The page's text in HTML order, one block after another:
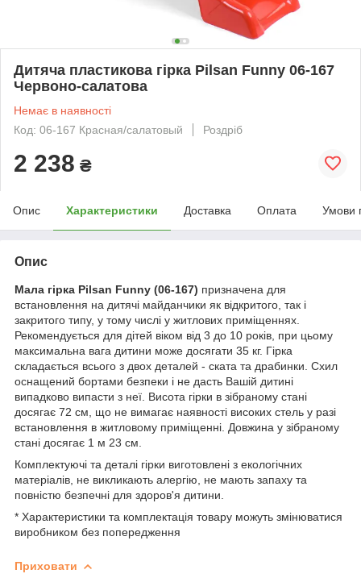
Дитяча пластикова гірка Pilsan Funny 06-167
Червоно-салатова
Немає в наявності
Код: 06-167 Красная/салатовый
Роздріб
2 238 ₴
Опис Характеристики Доставка Оплата Умови
Опис
Мала гірка Pilsan Funny (06-167) призначена для
встановлення на дитячі майданчики як відкритого, так і
закритого типу, у тому числі у житлових приміщеннях.
Рекомендується для дітей віком від 3 до 10 років, при цьому
максимальна вага дитини може досягати 35 кг. Гірка
складається всього з двох деталей - ската та драбинки. Схил
оснащений бортами безпеки і не дасть Вашій дитині
випадково випасти з неї. Висота гірки в зібраному стані
досягає 72 см, що не вимагає наявності високих стель у разі
встановлення в житловому приміщенні. Довжина у зібраному
стані досягає 1 м 23 см.
Комплектуючі та деталі гірки виготовлені з екологічних
матеріалів, не викликають алергію, не мають запаху та
повністю безпечні для здоров'я дитини.
* Характеристики та комплектація товару можуть змінюватися
виробником без попередження
Приховати